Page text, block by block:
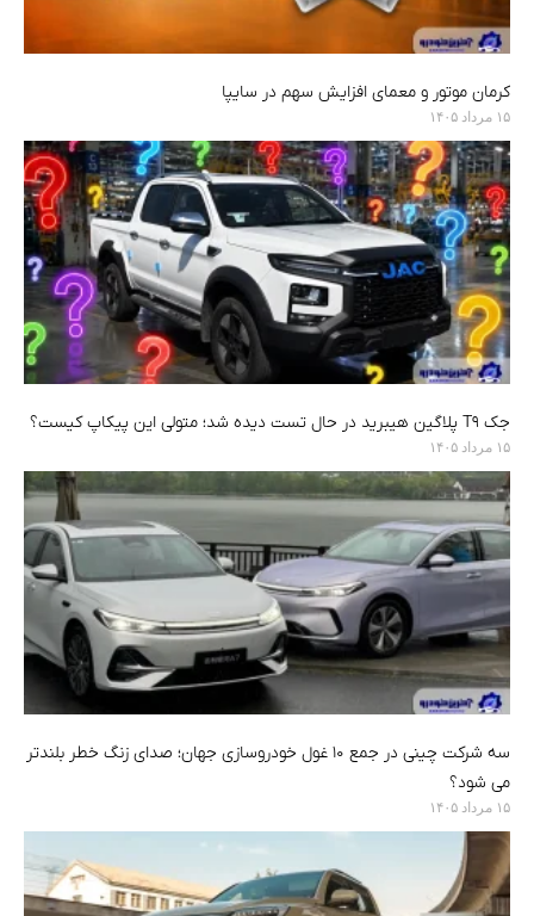
کرمان موتور و معمای افزایش سهم در سایپا
۱۵ مرداد ۱۴۰۵
جک T9 پلاگین هیبرید در حال تست دیده شد؛ متولی این پیکاپ کیست؟
۱۵ مرداد ۱۴۰۵
سه شرکت چینی در جمع ۱۰ غول خودروسازی جهان؛ صدای زنگ خطر بلندتر
می شود؟
۱۵ مرداد ۱۴۰۵